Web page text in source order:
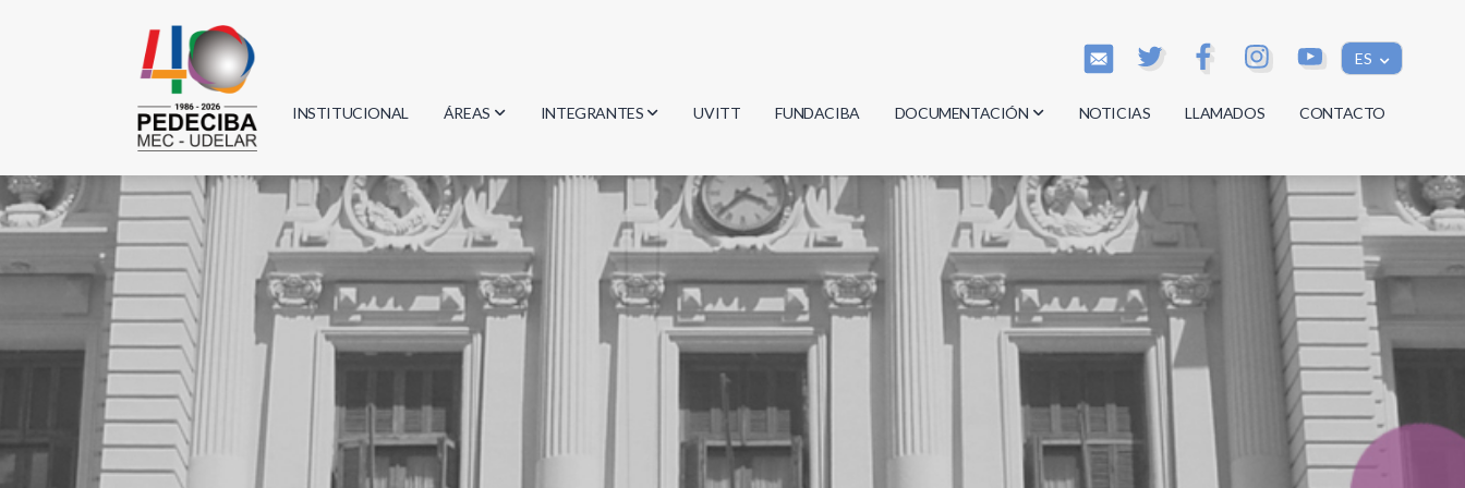
ES
INSTITUCIONAL ÁREAS
Biología
Física
Geociencias
Informática
Matemática
INTEGRANTES
Investigadores
Estudiantes
Egresados
UVITT FUNDACIBA DOCUMENTACIÓN
Actas
Reglamentos
Documentos
NOTICIAS LLAMADOS CONTACTO